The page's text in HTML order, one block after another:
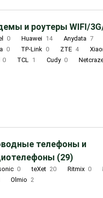
и роутеры WIFI/
0 Huawei 14 Anydata 7
0 TP-Link 0 ZTE 4
0 TCL 1 Cudy 0
телефоны и
(29)
0 teXet 20 Ritmix 0
Olmio 2